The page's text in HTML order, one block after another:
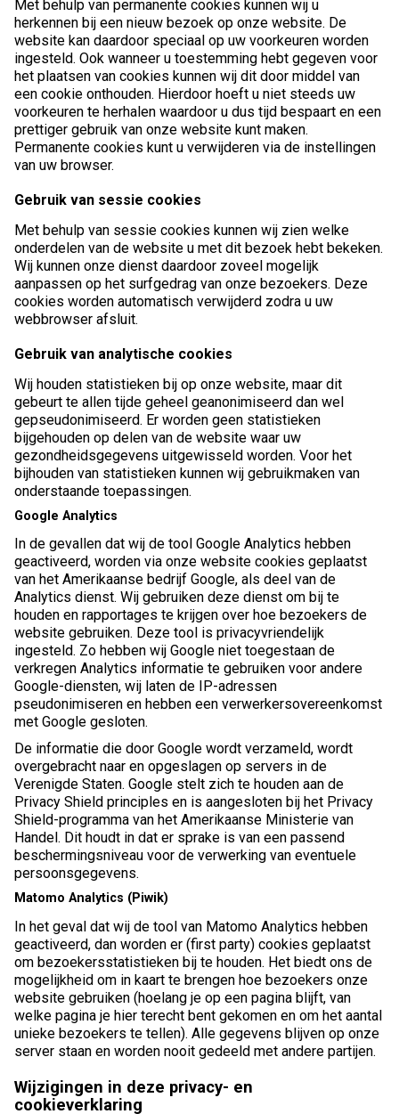
Met behulp van permanente cookies kunnen wij u
herkennen bij een nieuw bezoek op onze website. De
website kan daardoor speciaal op uw voorkeuren worden
ingesteld. Ook wanneer u toestemming hebt gegeven voor
het plaatsen van cookies kunnen wij dit door middel van
een cookie onthouden. Hierdoor hoeft u niet steeds uw
voorkeuren te herhalen waardoor u dus tijd bespaart en een
prettiger gebruik van onze website kunt maken.
Permanente cookies kunt u verwijderen via de instellingen
van uw browser.
Gebruik van sessie cookies
Met behulp van sessie cookies kunnen wij zien welke
onderdelen van de website u met dit bezoek hebt bekeken.
Wij kunnen onze dienst daardoor zoveel mogelijk
aanpassen op het surfgedrag van onze bezoekers. Deze
cookies worden automatisch verwijderd zodra u uw
webbrowser afsluit.
Gebruik van analytische cookies
Wij houden statistieken bij op onze website, maar dit
gebeurt te allen tijde geheel geanonimiseerd dan wel
gepseudonimiseerd. Er worden geen statistieken
bijgehouden op delen van de website waar uw
gezondheidsgegevens uitgewisseld worden. Voor het
bijhouden van statistieken kunnen wij gebruikmaken van
onderstaande toepassingen.
Google Analytics
In de gevallen dat wij de tool Google Analytics hebben
geactiveerd, worden via onze website cookies geplaatst
van het Amerikaanse bedrijf Google, als deel van de
Analytics dienst. Wij gebruiken deze dienst om bij te
houden en rapportages te krijgen over hoe bezoekers de
website gebruiken. Deze tool is privacyvriendelijk
ingesteld. Zo hebben wij Google niet toegestaan de
verkregen Analytics informatie te gebruiken voor andere
Google-diensten, wij laten de IP-adressen
pseudonimiseren en hebben een verwerkersovereenkomst
met Google gesloten.
De informatie die door Google wordt verzameld, wordt
overgebracht naar en opgeslagen op servers in de
Verenigde Staten. Google stelt zich te houden aan de
Privacy Shield principles en is aangesloten bij het Privacy
Shield-programma van het Amerikaanse Ministerie van
Handel. Dit houdt in dat er sprake is van een passend
beschermingsniveau voor de verwerking van eventuele
persoonsgegevens.
Matomo Analytics (Piwik)
In het geval dat wij de tool van Matomo Analytics hebben
geactiveerd, dan worden er (first party) cookies geplaatst
om bezoekersstatistieken bij te houden. Het biedt ons de
mogelijkheid om in kaart te brengen hoe bezoekers onze
website gebruiken (hoelang je op een pagina blijft, van
welke pagina je hier terecht bent gekomen en om het aantal
unieke bezoekers te tellen). Alle gegevens blijven op onze
server staan en worden nooit gedeeld met andere partijen.
Wijzigingen in deze privacy- en
cookieverklaring